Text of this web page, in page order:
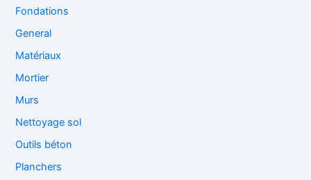
Fondations
General
Matériaux
Mortier
Murs
Nettoyage sol
Outils béton
Planchers